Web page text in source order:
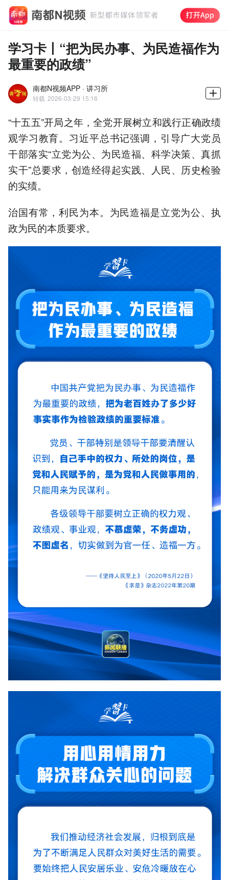
学习卡丨“把为民办事、为民造福作为
最重要的政绩”
南都N视频APP · 讲习所
转载 2026-03-29 15:16
“十五五”开局之年，全党开展树立和践行正确政绩
观学习教育。习近平总书记强调，引导广大党员
干部落实“立党为公、为民造福、科学决策、真抓
实干”总要求，创造经得起实践、人民、历史检验
的实绩。
治国有常，利民为本。为民造福是立党为公、执
政为民的本质要求。